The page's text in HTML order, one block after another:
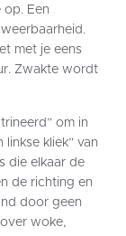
op. Een
met je eens
Zwakte wordt
om in
kliek” van
die elkaar de
de richting en
door geen
woke,